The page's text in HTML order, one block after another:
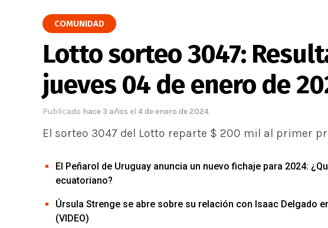
COMUNIDAD
Lotto sorteo 3047:
jueves 04 de enero de
Publicado hace 3 años el 4 de enero de 2024
El sorteo 3047 del Lotto reparte $ 200 mil al primer
El Peñarol de Uruguay anuncia un nuevo fichaje para 2024:
ecuatoriano?
Úrsula Strenge se abre sobre su relación con Isaac Delgado
(VIDEO)